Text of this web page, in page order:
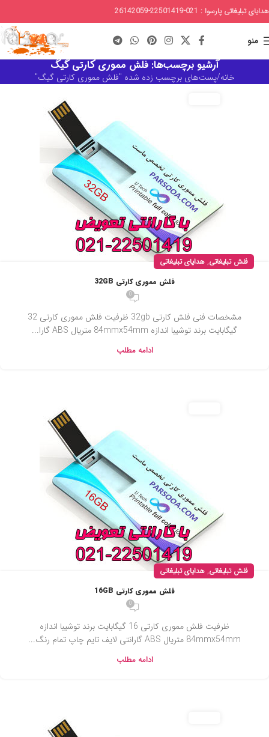
هدایای تبلیغاتی پارسوا : 021-22501419-26142059
منو
آرشیو برچسب‌ها: فلش مموری کارتی گیگ
خانه پست‌های برچسب زده شده "فلش مموری کارتی گیگ"
فلش تبلیغاتی, هدایای تبلیغاتی
فلش مموری کارتی 32GB
0
مشخصات فنی فلش کارتی 32gb ظرفیت فلش مموری کارتی 32
گیگابایت برند توشیبا اندازه 84mmx54mm متریال ABS گارا...
ادامه مطلب
فلش تبلیغاتی, هدایای تبلیغاتی
فلش مموری کارتی 16GB
0
ظرفیت فلش مموری کارتی 16 گیگابایت برند توشیبا اندازه
84mmx54mm متریال ABS گارانتی لایف تایم چاپ تمام رنگ...
ادامه مطلب